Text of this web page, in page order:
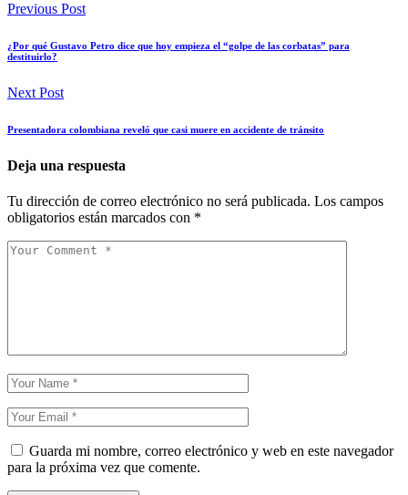
Previous Post
¿Por qué Gustavo Petro dice que hoy empieza el “golpe de las corbatas” para
destituirlo?
Next Post
Presentadora colombiana reveló que casi muere en accidente de tránsito
Deja una respuesta
Tu dirección de correo electrónico no será publicada. Los campos
obligatorios están marcados con *
Guarda mi nombre, correo electrónico y web en este navegador
para la próxima vez que comente.